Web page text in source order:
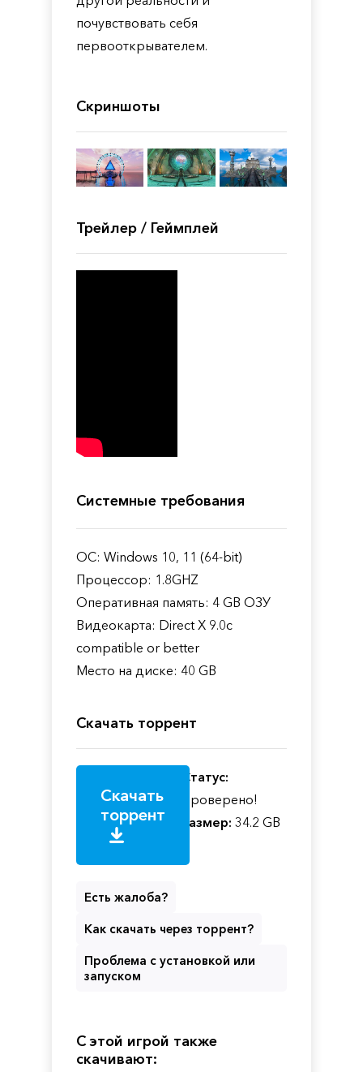
почувствовать себя
первооткрывателем.
Скриншоты
Трейлер / Геймплей
Системные требования
ОС: Windows 10, 11 (64-bit)
Процессор: 1.8GHZ
Оперативная память: 4 GB ОЗУ
Видеокарта: Direct X 9.0c
compatible or better
Место на диске: 40 GB
Скачать торрент
Скачать
торрент
Статус:
Проверено!
Размер: 34.2 GB
Есть жалоба?
Как скачать через торрент?
Проблема с установкой или
запуском
С этой игрой также
скачивают: